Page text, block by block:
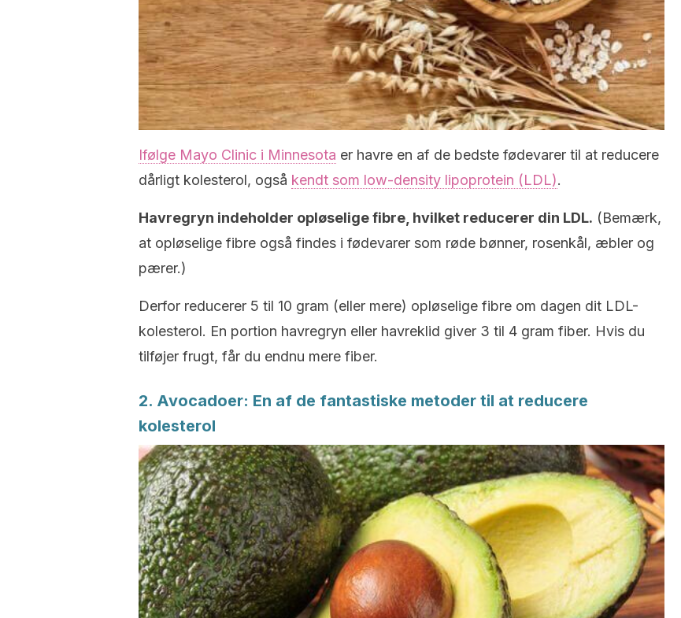
Ifølge Mayo Clinic i Minnesota er havre en af ​​de bedste fødevarer til at reducere
dårligt kolesterol, også kendt som low-density lipoprotein (LDL).
Havregryn indeholder opløselige fibre, hvilket reducerer din LDL. (Bemærk,
at opløselige fibre også findes i fødevarer som røde bønner, rosenkål, æbler og
pærer.)
Derfor reducerer 5 til 10 gram (eller mere) opløselige fibre om dagen dit LDL-
kolesterol. En portion havregryn eller havreklid giver 3 til 4 gram fiber. Hvis du
tilføjer frugt, får du endnu mere fiber.
2. Avocadoer: En af de fantastiske metoder til at reducere
kolesterol